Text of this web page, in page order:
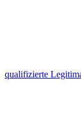
qualifizierte